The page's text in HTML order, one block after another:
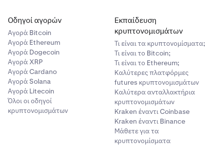
Οδηγοί αγορών
Αγορά Bitcoin
Αγορά Ethereum
Αγορά Dogecoin
Αγορά XRP
Αγορά Cardano
Αγορά Solana
Αγορά Litecoin
Όλοι οι οδηγοί
κρυπτονομισμάτων
Εκπαίδευση
κρυπτονομισμάτων
Τι είναι τα κρυπτονομίσματα;
Τι είναι το Bitcoin;
Τι είναι το Ethereum;
Καλύτερες πλατφόρμες
futures κρυπτονομισμάτων
Καλύτερα ανταλλακτήρια
κρυπτονομισμάτων
Kraken έναντι Coinbase
Kraken έναντι Binance
Μάθετε για τα
κρυπτονομίσματα